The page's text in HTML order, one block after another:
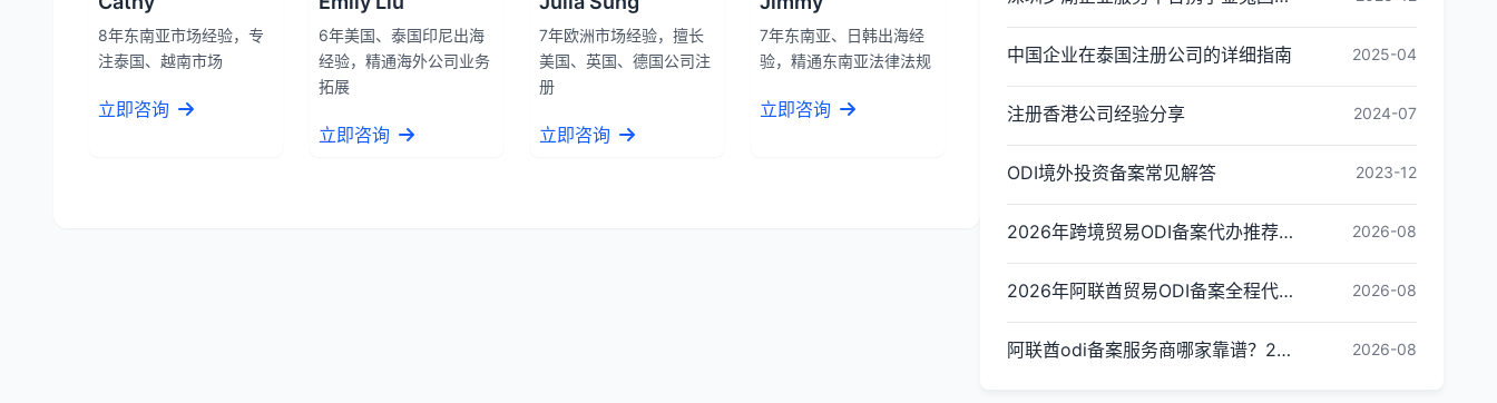
8年东南亚市场经验，专
注泰国、越南市场
立即咨询
6年美国、泰国印尼出海
经验，精通海外公司业务
拓展
立即咨询
7年欧洲市场经验，擅长
美国、英国、德国公司注
册
立即咨询
7年东南亚、日韩出海经
验，精通东南亚法律法规
立即咨询
中国企业在泰国注册公司的详细指南 2025-04
注册香港公司经验分享 2024-07
ODI境外投资备案常见解答 2023-12
2026年跨境贸易ODI备案代办推荐与核心选择标准指南 2026-08
2026年阿联酋贸易ODI备案全程代办指南：办理流程、所需材料与服务商选择标准 2026-08
阿联酋odi备案服务商哪家靠谱？2026年选择判断与避坑指南 2026-08